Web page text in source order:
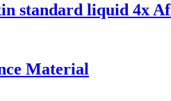
standard liquid 4x
Material